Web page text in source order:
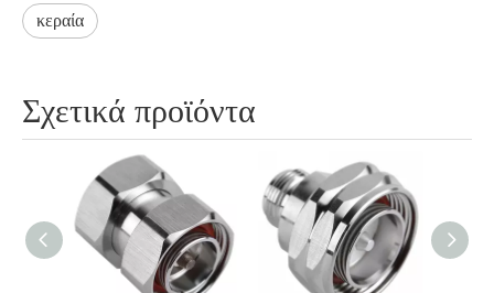
κεραία
Σχετικά προϊόντα